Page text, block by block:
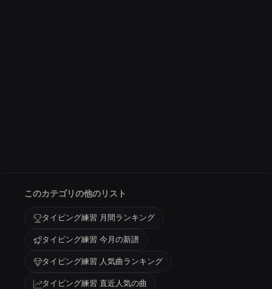
このカテゴリの他のリスト
タイピング練習 月間ランキング
タイピング練習 今月の新譜
タイピング練習 人気曲ランキング
タイピング練習 直近人気の曲